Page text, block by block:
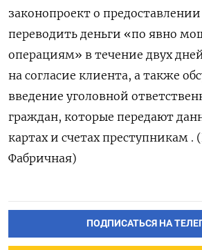
законопроект о
переводить деньги «по явно
операциям» в течение двух
на согласие клиента, а также
введение уголовной
граждан, которые передают
картах и счетах преступникам .
Фабричная)
ПОДПИСАТЬСЯ НА